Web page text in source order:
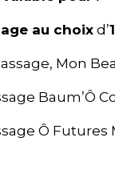
au choixd’
Mon
Baum’Ô
Ô Futures